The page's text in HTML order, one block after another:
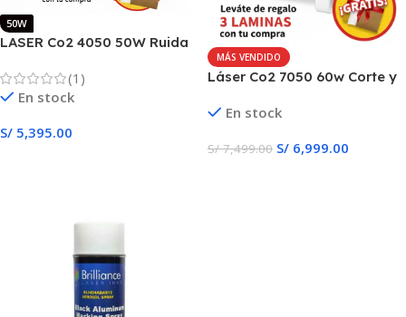
50W
LASER Co2 4050 50W Ruida
(1)
En stock
S/ 5,395.00
MÁS VENDIDO
Láser Co2 7050 60w Corte y
En stock
S/7,499.00 S/ 6,999.00